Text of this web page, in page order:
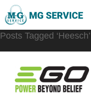
Posts Tagged ‘Heesch’